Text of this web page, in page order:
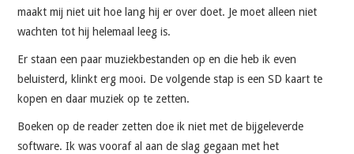
maakt mij niet uit hoe lang hij er over doet. Je moet alleen niet
wachten tot hij helemaal leeg is.
Er staan een paar muziekbestanden op en die heb ik even
beluisterd, klinkt erg mooi. De volgende stap is een SD kaart te
kopen en daar muziek op te zetten.
Boeken op de reader zetten doe ik niet met de bijgeleverde
software. Ik was vooraf al aan de slag gegaan met het